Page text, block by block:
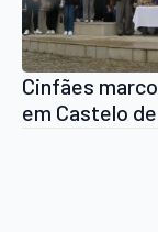
Cinfães
em Castelo